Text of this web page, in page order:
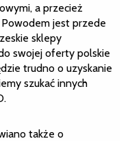
a przecież
Powodem jest przede
sklepy
swojej oferty polskie
trudno o uzyskanie
szukać innych
także o